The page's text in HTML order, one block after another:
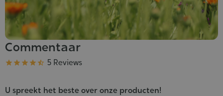
Commentaar
Kwaliteit
     5 Reviews
U spreekt het beste over onze producten!